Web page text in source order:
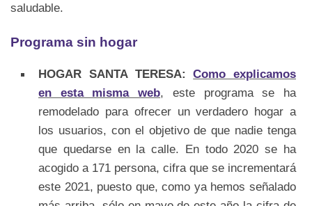
saludable.
Programa sin hogar
HOGAR SANTA TERESA:
Como explicamos
en esta misma web, este programa se ha
remodelado para ofrecer un verdadero hogar a
los usuarios, con el objetivo de que nadie tenga
que quedarse en la calle. En todo 2020 se ha
acogido a 171 persona, cifra que se incrementará
este 2021, puesto que, como ya hemos señalado